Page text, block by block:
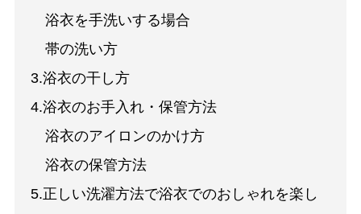
浴衣を手洗いする場合
帯の洗い方
3.浴衣の干し方
4.浴衣のお手入れ・保管方法
浴衣のアイロンのかけ方
浴衣の保管方法
5.正しい洗濯方法で浴衣でのおしゃれを楽し